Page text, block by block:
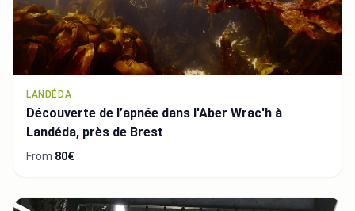
LANDÉDA
Découverte de l’apnée dans l'Aber Wrac'h à
Landéda, près de Brest
From 80€